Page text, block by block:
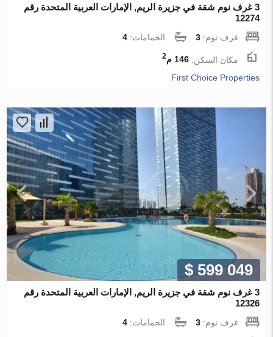
3 غرف نوم شقة في جزيرة الريم, الإمارات العربية المتحدة رقم
12274
غرف نوم:3 الحمامات:4
مكان السكن:146 م 2
First Choice Properties
$ 599 049
3 غرف نوم شقة في جزيرة الريم, الإمارات العربية المتحدة رقم
12326
غرف نوم:3 الحمامات:4